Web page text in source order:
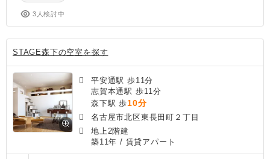
3人検討中
STAGE森下の空室を探す
平安通駅 歩11分
志賀本通駅 歩11分
森下駅 歩10分
名古屋市北区東長田町２丁目
地上2階建
築11年 / 賃貸アパート